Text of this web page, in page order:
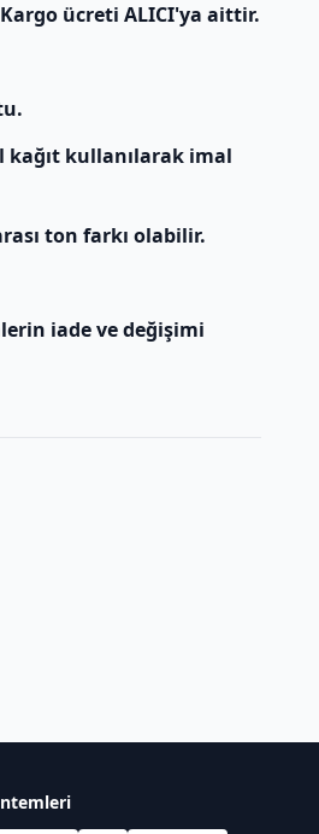
ücreti ALICI'ya aittir.
kağıt kullanılarak imal
ton farkı olabilir.
iade ve değişimi